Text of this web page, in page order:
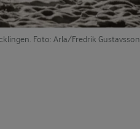
Foto: Arla/Fredrik Gustavsson